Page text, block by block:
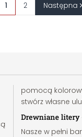
1 2 Następna
pomocą
stwórz własne
Drewniane litery
Nasze w pełni